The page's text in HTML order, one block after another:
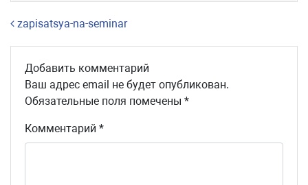
Навигация по записям
zapisatsya-na-seminar
Добавить комментарий
Ваш адрес email не будет опубликован.
Обязательные поля помечены *
Комментарий *